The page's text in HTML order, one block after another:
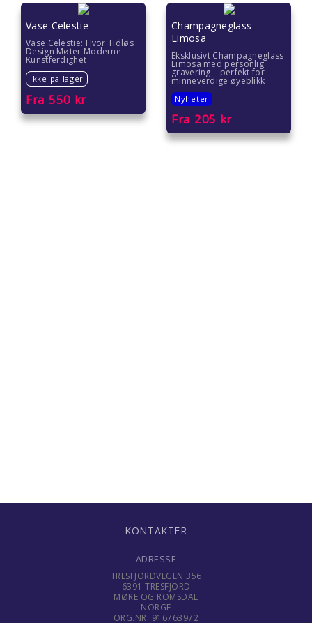
Vase Celestie
Vase Celestie: Hvor Tidløs
Design Møter Moderne
Kunstferdighet
Ikke pa lager
Fra 550 kr
Champagneglass
Limosa
Eksklusivt Champagneglass
Limosa med personlig
gravering – perfekt for
minneverdige øyeblikk
Nyheter
Fra 205 kr
KONTAKTER
ADRESSE
TRESFJORDVEGEN 356
6391 TRESFJORD
MØRE OG ROMSDAL
NORGE
ORG.NR. 916763972